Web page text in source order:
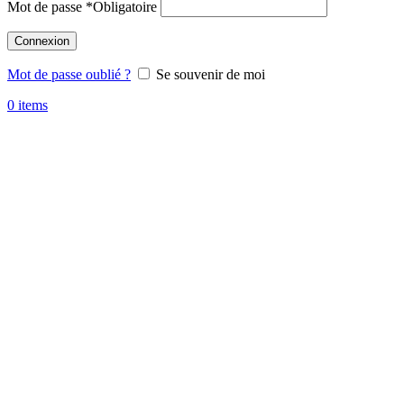
Mot de passe *Obligatoire
Connexion
Mot de passe oublié ?
Se souvenir de moi
0 items